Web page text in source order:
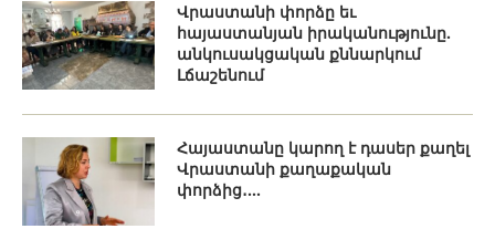
Վրաստանի փորձը եւ
հայաստանյան իրականությունը.
անկուսակցական քննարկում
Լճաշենում
Հայաստանը կարող է դասեր քաղել
Վրաստանի քաղաքական
փորձից․...